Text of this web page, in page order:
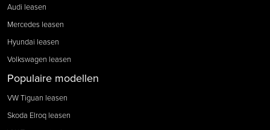
Audi leasen
Mercedes leasen
Hyundai leasen
Volkswagen leasen
Populaire modellen
VW Tiguan leasen
Skoda Elroq leasen